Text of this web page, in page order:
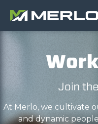
Join
At Merlo, we cultivate
and dynamic